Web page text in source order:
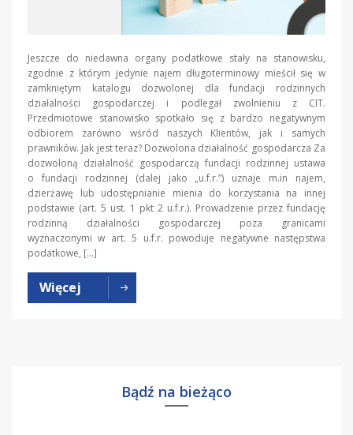
Jeszcze do niedawna organy podatkowe stały na stanowisku,
zgodnie z którym jedynie najem długoterminowy mieścił się w
zamkniętym katalogu dozwolonej dla fundacji rodzinnych
działalności gospodarczej i podlegał zwolnieniu z CIT.
Przedmiotowe stanowisko spotkało się z bardzo negatywnym
odbiorem zarówno wśród naszych Klientów, jak i samych
prawników. Jak jest teraz? Dozwolona działalność gospodarcza Za
dozwoloną działalność gospodarczą fundacji rodzinnej ustawa
o fundacji rodzinnej (dalej jako „u.f.r.”) uznaje m.in najem,
dzierżawę lub udostępnianie mienia do korzystania na innej
podstawie (art. 5 ust. 1 pkt 2 u.f.r.). Prowadzenie przez fundację
rodzinną działalności gospodarczej poza granicami
wyznaczonymi w art. 5 u.f.r. powoduje negatywne następstwa
podatkowe, […]
Więcej
Bądź na bieżąco